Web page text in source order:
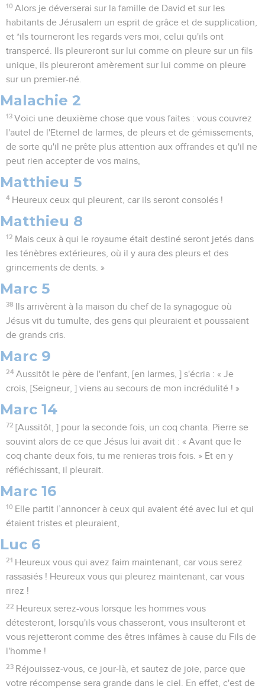
10 Alors je déverserai sur la famille de David et sur les
habitants de Jérusalem un esprit de grâce et de supplication,
et *ils tourneront les regards vers moi, celui qu'ils ont
transpercé. Ils pleureront sur lui comme on pleure sur un fils
unique, ils pleureront amèrement sur lui comme on pleure
sur un premier-né.
Malachie 2
13 Voici une deuxième chose que vous faites : vous couvrez
l'autel de l'Eternel de larmes, de pleurs et de gémissements,
de sorte qu'il ne prête plus attention aux offrandes et qu'il ne
peut rien accepter de vos mains,
Matthieu 5
4 Heureux ceux qui pleurent, car ils seront consolés !
Matthieu 8
12 Mais ceux à qui le royaume était destiné seront jetés dans
les ténèbres extérieures, où il y aura des pleurs et des
grincements de dents. »
Marc 5
38
Ils arrivèrent à la maison du chef de la synagogue où
Jésus vit du tumulte, des gens qui pleuraient et poussaient
de grands cris.
Marc 9
24 Aussitôt le père de l'enfant, [en larmes, ] s'écria : « Je
crois, [Seigneur, ] viens au secours de mon incrédulité ! »
Marc 14
72 [Aussitôt, ] pour la seconde fois, un coq chanta. Pierre se
souvint alors de ce que Jésus lui avait dit : « Avant que le
coq chante deux fois, tu me renieras trois fois. » Et en y
réfléchissant, il pleurait.
Marc 16
10 Elle partit l’annoncer à ceux qui avaient été avec lui et qui
étaient tristes et pleuraient,
Luc 6
21 Heureux vous qui avez faim maintenant, car vous serez
rassasiés ! Heureux vous qui pleurez maintenant, car vous
rirez !
22 Heureux serez-vous lorsque les hommes vous
détesteront, lorsqu'ils vous chasseront, vous insulteront et
vous rejetteront comme des êtres infâmes à cause du Fils de
l'homme !
23 Réjouissez-vous, ce jour-là, et sautez de joie, parce que
votre récompense sera grande dans le ciel. En effet, c'est de